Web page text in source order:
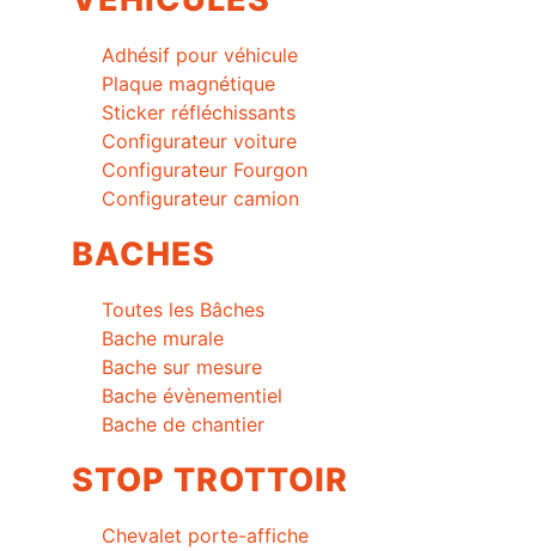
Adhésif pour véhicule
Plaque magnétique
Sticker réfléchissants
Configurateur voiture
Configurateur Fourgon
Configurateur camion
BACHES
Toutes les Bâches
Bache murale
Bache sur mesure
Bache évènementiel
Bache de chantier
STOP TROTTOIR
Chevalet porte-affiche